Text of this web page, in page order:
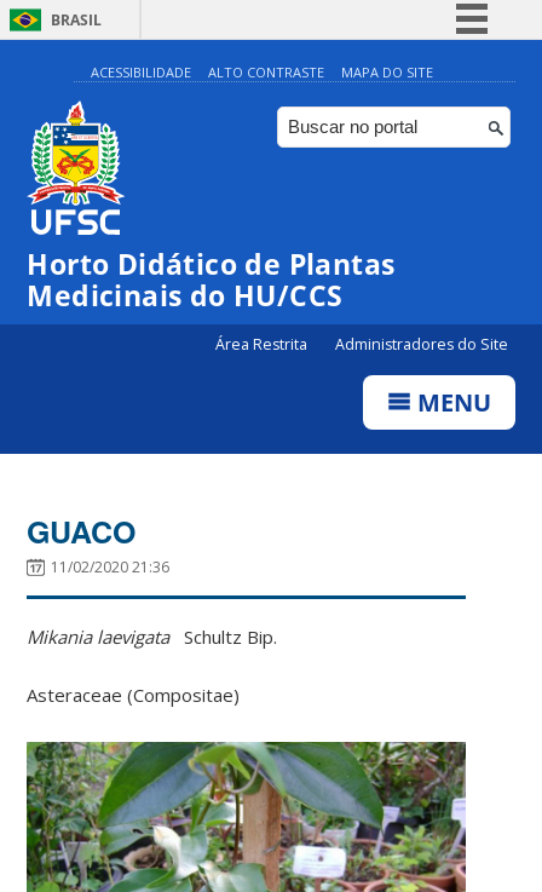
BRASIL
Simplifique!
Comunica BR
Participe
Canais
ACESSIBILIDADE ALTO CONTRASTE MAPA DO SITE
Horto Didático de Plantas
Medicinais do HU/CCS
Área Restrita Administradores do Site
MENU
GUACO
11/02/2020 21:36
Mikania laevigataSchultz Bip.
Asteraceae (Compositae)